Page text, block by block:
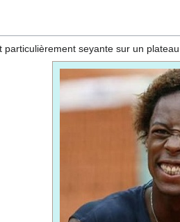
seyante sur un